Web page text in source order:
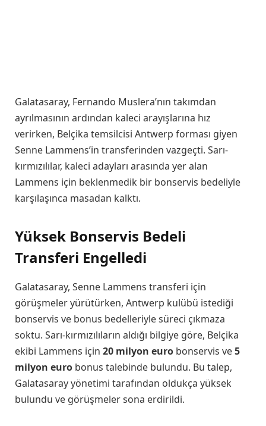
Galatasaray, Fernando Muslera’nın takımdan
ayrılmasının ardından kaleci arayışlarına hız
verirken, Belçika temsilcisi Antwerp forması giyen
Senne Lammens’in transferinden vazgeçti. Sarı-
kırmızılılar, kaleci adayları arasında yer alan
Lammens için beklenmedik bir bonservis bedeliyle
karşılaşınca masadan kalktı.
Yüksek Bonservis Bedeli
Transferi Engelledi
Galatasaray, Senne Lammens transferi için
görüşmeler yürütürken, Antwerp kulübü istediği
bonservis ve bonus bedelleriyle süreci çıkmaza
soktu. Sarı-kırmızılıların aldığı bilgiye göre, Belçika
ekibi Lammens için 20 milyon euro bonservis ve5
milyon euro bonus talebinde bulundu. Bu talep,
Galatasaray yönetimi tarafından oldukça yüksek
bulundu ve görüşmeler sona erdirildi.